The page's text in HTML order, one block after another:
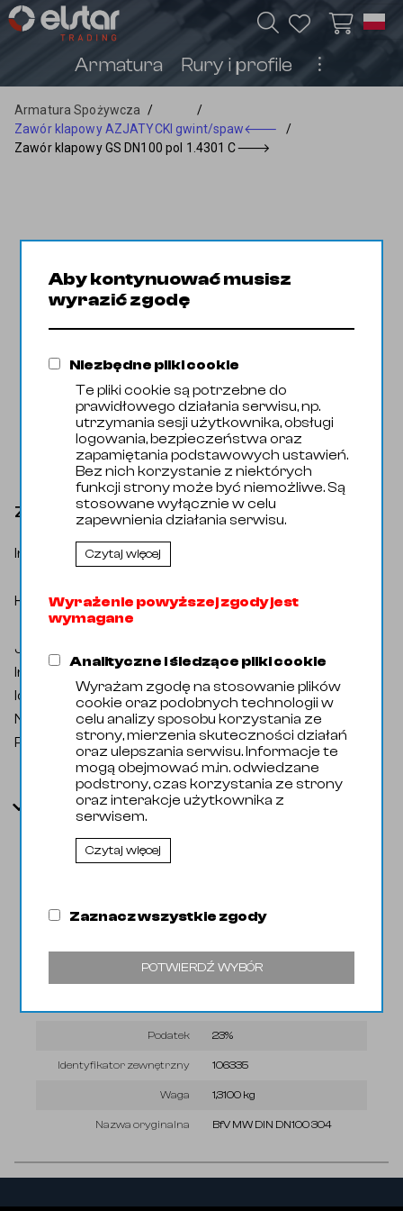
Armatura Rury i profile ︙
Armatura Spożywcza /
/
Zawór klapowy AZJATYCKI gwint/spaw🡐
/
Zawór klapowy GS DN100 pol 1.4301 C🡒
Zawór klapowy GS DN100 pol 1.4301 C
Indeks katalogowy: ZAW-01804
Kategoria:
Zawory klapowe / Zawór klapowy
AZJATYCKI / Zawór klapowy
AZJATYCKI gwint/spaw
Jednostka miary
Indeks handlowy
Identyfikator zewnętrzny: 106335
Nazwa oryginalna
BfV MW DIN DN100 304
Producent: Domyślny
Parametry
Kod Celny
Kod EAN 13019013
Podatek 23%
Identyfikator zewnętrzny 106335
Waga 1,3100 kg
Nazwa oryginalna BfV MW DIN DN100 304
Aby kontynuować musisz
wyrazić zgodę
Niezbędne pliki cookie
Te pliki cookie są potrzebne do
prawidłowego działania serwisu, np.
utrzymania sesji użytkownika, obsługi
logowania, bezpieczeństwa oraz
zapamiętania podstawowych ustawień.
Bez nich korzystanie z niektórych
funkcji strony może być niemożliwe. Są
stosowane wyłącznie w celu
zapewnienia działania serwisu.
Czytaj więcej
Wyrażenie powyższej zgody jest
wymagane
Analityczne i śledzące pliki cookie
Wyrażam zgodę na stosowanie plików
cookie oraz podobnych technologii w
celu analizy sposobu korzystania ze
strony, mierzenia skuteczności działań
oraz ulepszania serwisu. Informacje te
mogą obejmować m.in. odwiedzane
podstrony, czas korzystania ze strony
oraz interakcje użytkownika z
serwisem.
Czytaj więcej
Zaznacz wszystkie zgody
POTWIERDŹ WYBÓR